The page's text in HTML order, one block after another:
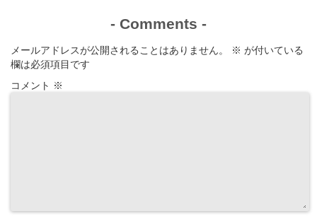
- Comments -
メールアドレスが公開されることはありません。 ※ が付いている
欄は必須項目です
コメント ※